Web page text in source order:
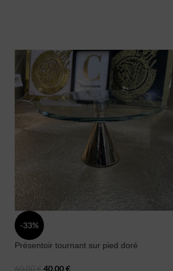
-33%
Présentoir tournant sur pied doré
40,00€